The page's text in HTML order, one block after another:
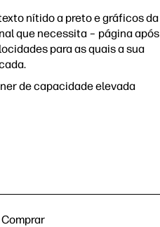
nítido a preto e gráficos da
que necessita – página após
para as quais a sua
de capacidade elevada
Comprar